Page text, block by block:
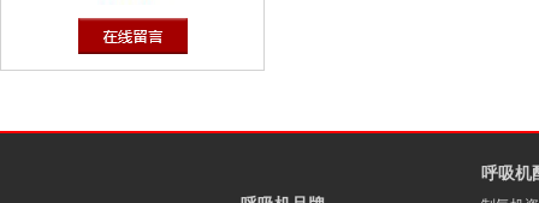
呼吸机